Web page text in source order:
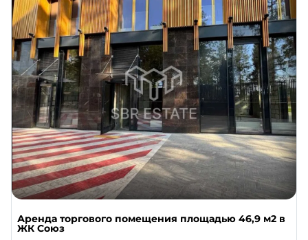
Аренда торгового помещения площадью 46,9 м2 в
ЖК Союз